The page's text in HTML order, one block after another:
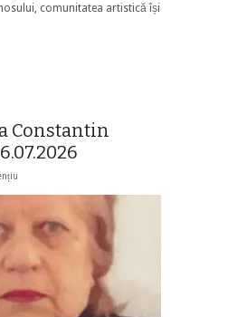
comunitatea artistică își
Constantin